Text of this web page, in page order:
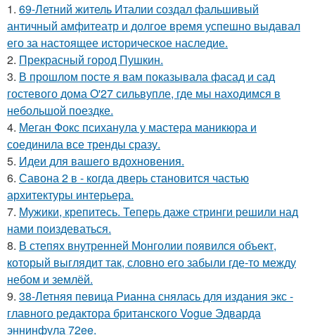
1. 69-Летний житель Италии создал фальшивый
античный амфитеатр и долгое время успешно выдавал
его за настоящее историческое наследие.
2. Прекрасный город Пушкин.
3. В прошлом посте я вам показывала фасад и сад
гостевого дома O'27 сильвупле, где мы находимся в
небольшой поездке.
4. Меган Фокс психанула у мастера маникюра и
соединила все тренды сразу.
5. Идеи для вашего вдохновения.
6. Савона 2 в - когда дверь становится частью
архитектуры интерьера.
7. Мужики, крепитесь. Теперь даже стринги решили над
нами поиздеваться.
8. В степях внутренней Монголии появился объект,
который выглядит так, словно его забыли где-то между
небом и землёй.
9. 38-Летняя певица Рианна снялась для издания экс -
главного редактора британского Vogue Эдварда
эннинфула 72ee.